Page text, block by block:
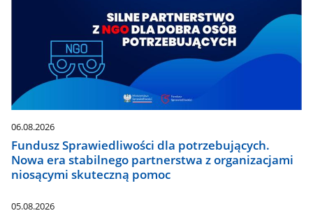
06.08.2026
Fundusz Sprawiedliwości dla potrzebujących.
Nowa era stabilnego partnerstwa z organizacjami
niosącymi skuteczną pomoc
05.08.2026